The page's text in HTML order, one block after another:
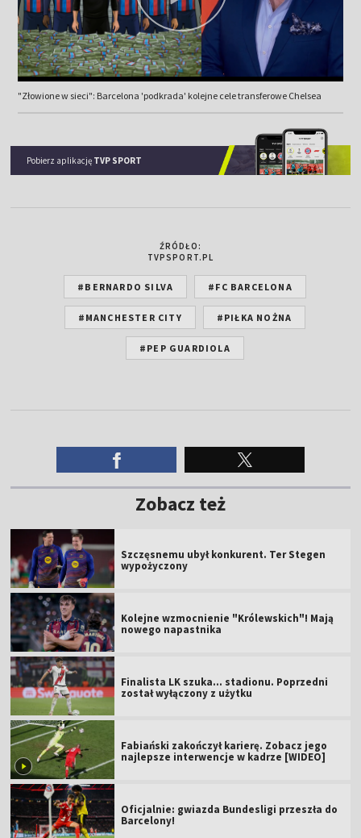
"Złowione w sieci": Barcelona 'podkrada' kolejne cele transferowe Chelsea
Pobierz aplikację TVP SPORT
ŹRÓDŁO:
TVPSPORT.PL
#BERNARDO SILVA #FC BARCELONA
#MANCHESTER CITY #PIŁKA NOŻNA
#PEP GUARDIOLA
Zobacz też
Szczęsnemu ubył konkurent. Ter Stegen
wypożyczony
Kolejne wzmocnienie "Królewskich"! Mają
nowego napastnika
Finalista LK szuka... stadionu. Poprzedni
został wyłączony z użytku
Fabiański zakończył karierę. Zobacz jego
najlepsze interwencje w kadrze [WIDEO]
Oficjalnie: gwiazda Bundesligi przeszła do
Barcelony!